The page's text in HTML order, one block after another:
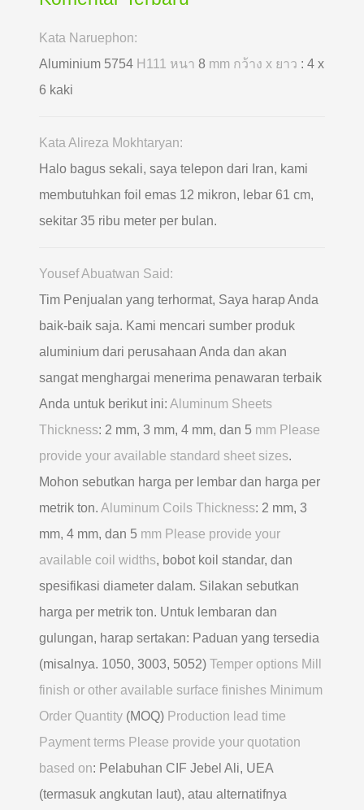
Kata Naruephon:
Aluminium 5754 H111 หนา 8 mm กว้าง x ยาว : 4 x
6 kaki
Kata Alireza Mokhtaryan:
Halo bagus sekali, saya telepon dari Iran, kami
membutuhkan foil emas 12 mikron, lebar 61 cm,
sekitar 35 ribu meter per bulan.
Yousef Abuatwan Said:
Tim Penjualan yang terhormat, Saya harap Anda
baik-baik saja. Kami mencari sumber produk
aluminium dari perusahaan Anda dan akan
sangat menghargai menerima penawaran terbaik
Anda untuk berikut ini: Aluminum Sheets
Thickness: 2 mm, 3 mm, 4 mm, dan 5 mm Please
provide your available standard sheet sizes.
Mohon sebutkan harga per lembar dan harga per
metrik ton. Aluminum Coils Thickness: 2 mm, 3
mm, 4 mm, dan 5 mm Please provide your
available coil widths, bobot koil standar, dan
spesifikasi diameter dalam. Silakan sebutkan
harga per metrik ton. Untuk lembaran dan
gulungan, harap sertakan: Paduan yang tersedia
(misalnya. 1050, 3003, 5052) Temper options Mill
finish or other available surface finishes Minimum
Order Quantity (MOQ) Production lead time
Payment terms Please provide your quotation
based on: Pelabuhan CIF Jebel Ali, UEA
(termasuk angkutan laut), atau alternatifnya